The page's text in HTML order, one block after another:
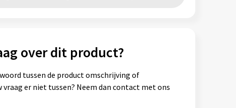
over dit product?
tussen de product omschrijving of
er niet tussen? Neem dan contact met ons